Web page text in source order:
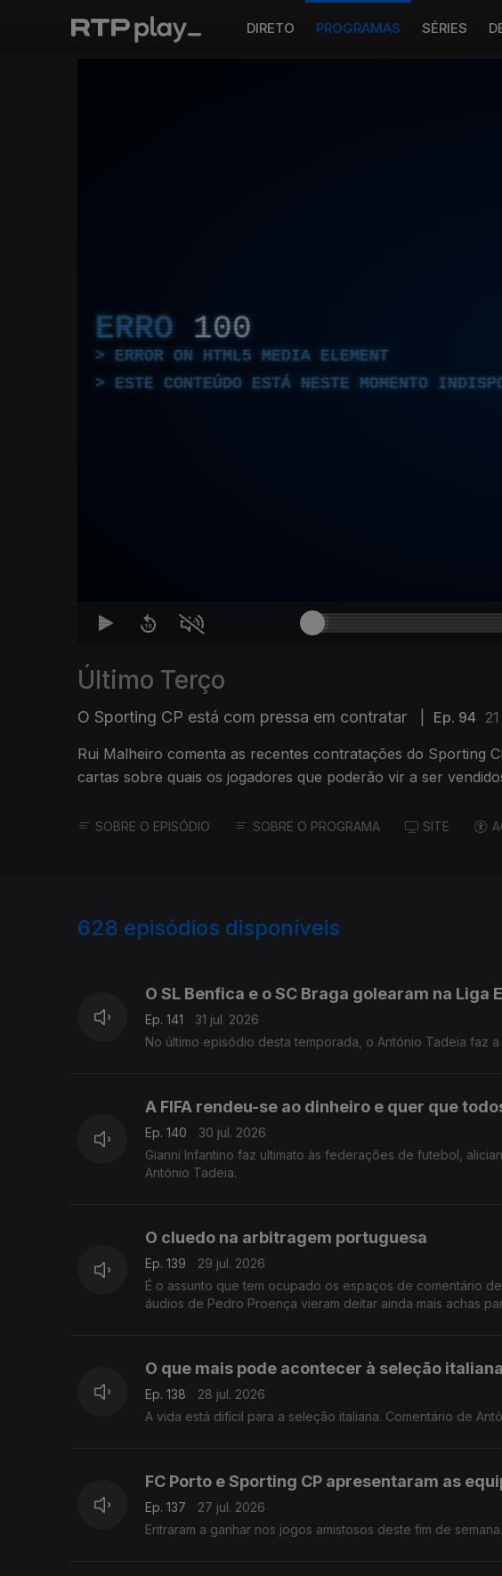
DIRETO PROGRAMAS SÉRIES
ERRO 100
ERROR ON HTML5 MEDIA ELEMENT
ESTE CONTEÚDO ESTÁ NESTE MOMENTO
Último Terço
O Sporting CP está com pressa em contratar Ep. 94
Rui Malheiro comenta as recentes contratações do Sporting
cartas sobre quais os jogadores que poderão vir a ser
SOBRE O EPISÓDIO SOBRE O PROGRAMA SITE
628 episódios disponíveis
O SL Benfica e o SC Braga golearam na Liga
Ep. 141
31 jul. 2026
No último episódio desta temporada, o António Tadeia faz
A FIFA rendeu-se ao dinheiro e quer que
Ep. 140
30 jul. 2026
Gianni Infantino faz ultimato às federações de futebol,
António Tadeia.
O cluedo na arbitragem portuguesa
Ep. 139
29 jul. 2026
É o assunto que tem ocupado os espaços de comentário
áudios de Pedro Proença vieram deitar ainda mais achas
O que mais pode acontecer à seleção
Ep. 138
28 jul. 2026
A vida está difícil para a seleção italiana. Comentário de
FC Porto e Sporting CP apresentaram as
Ep. 137
27 jul. 2026
Entraram a ganhar nos jogos amistosos deste fim de